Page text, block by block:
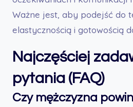
Ważne jest, aby podejść do
elastycznością i gotowością
Najczęściej
pytania (FAQ)
Czy mężczyzna